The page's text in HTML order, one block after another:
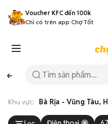
Voucher KFC đến 100k
Chỉ có trên app Chợ Tốt
Khu vực: Bà Rịa - Vũng Tàu,